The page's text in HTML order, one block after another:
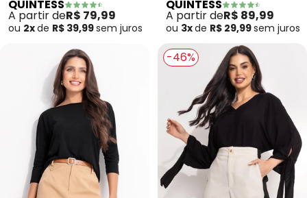
Canoa com Mangas
Bufantes
QUINTESS
A partir deR$ 79,99
ou 2xde R$ 39,99sem juros
Detalhes em Tule nas
Mangas
QUINTESS
A partir deR$ 89,99
ou 3xde R$ 29,99sem juros
-46%